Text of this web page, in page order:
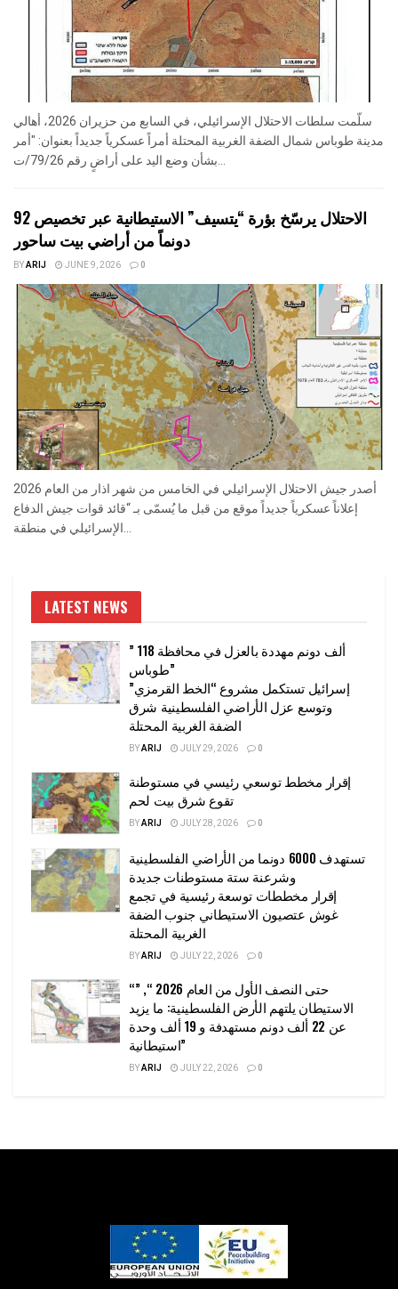
سلّمت سلطات الاحتلال الإسرائيلي، في السابع من حزيران 2026، أهالي
مدينة طوباس شمال الضفة الغربية المحتلة أمراً عسكرياً جديداً بعنوان: "أمر
الاحتلال يرسّخ بؤرة “يتسيف” الاستيطانية عبر تخصيص 92
دونماً من أراضي بيت ساحور
BYARIJ JUNE 9, 2026 0
أصدر جيش الاحتلال الإسرائيلي في الخامس من شهر اذار من العام 2026
إعلاناً عسكرياً جديداً موقع من قبل ما يُسمّى بـ “قائد قوات جيش الدفاع
LATEST NEWS
” 118 ألف دونم مهددة بالعزل في محافظة
طوباس”
إسرائيل تستكمل مشروع “الخط القرمزي”
وتوسع عزل الأراضي الفلسطينية شرق
الضفة الغربية المحتلة
BYARIJ JULY 29, 2026 0
إقرار مخطط توسعي رئيسي في مستوطنة
تقوع شرق بيت لحم
BYARIJ JULY 28, 2026 0
تستهدف 6000 دونما من الأراضي الفلسطينية
وشرعنة ستة مستوطنات جديدة
إقرار مخططات توسعة رئيسية في تجمع
غوش عتصيون الاستيطاني جنوب الضفة
الغربية المحتلة
BYARIJ JULY 22, 2026 0
“حتى النصف الأول من العام 2026 “, ”
الاستيطان يلتهم الأرض الفلسطينية: ما يزيد
عن 22 ألف دونم مستهدفة و 19 ألف وحدة
استيطانية”
BYARIJ JULY 22, 2026 0